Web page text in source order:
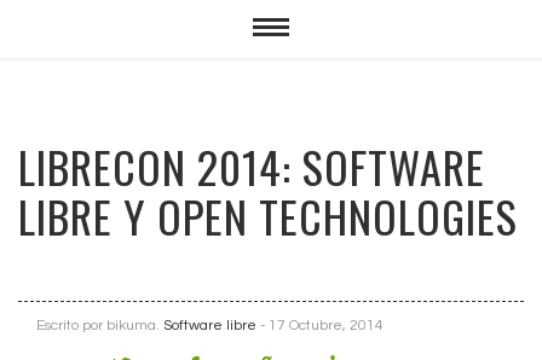
LIBRECON 2014: SOFTWARE
LIBRE Y OPEN TECHNOLOGIES
Escrito por bikuma. Software libre - 17 Octubre, 2014